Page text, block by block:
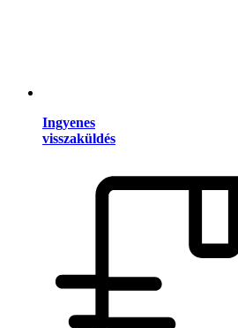
Ingyenes
visszaküldés